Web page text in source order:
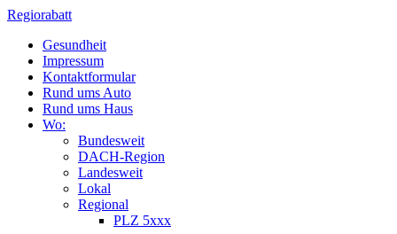
Zum
springen
Regiorabatt
Gesundheit
Impressum
Kontaktformular
Rund ums Auto
Rund ums Haus
Wo:
Bundesweit
DACH-Region
Landesweit
Lokal
Regional
PLZ 5xxx